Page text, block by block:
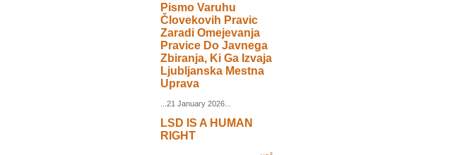
Pismo Varuhu
Človekovih Pravic
Zaradi Omejevanja
Pravice Do Javnega
Zbiranja, Ki Ga Izvaja
Ljubljanska Mestna
Uprava
...21 January 2026...
LSD IS A HUMAN
RIGHT